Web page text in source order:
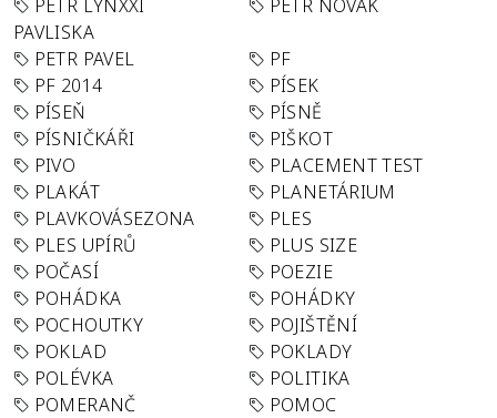
PETR LYNXXI
PAVLISKA
PETR NOVÁK
PETR PAVEL
PF
PF 2014
PÍSEK
PÍSEŇ
PÍSNĚ
PÍSNIČKÁŘI
PIŠKOT
PIVO
PLACEMENT TEST
PLAKÁT
PLANETÁRIUM
PLAVKOVÁSEZONA
PLES
PLES UPÍRŮ
PLUS SIZE
POČASÍ
POEZIE
POHÁDKA
POHÁDKY
POCHOUTKY
POJIŠTĚNÍ
POKLAD
POKLADY
POLÉVKA
POLITIKA
POMERANČ
POMOC